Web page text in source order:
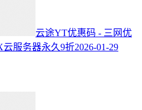
云途YT优惠码 - 三网优
云服务器永久9折2026-01-29